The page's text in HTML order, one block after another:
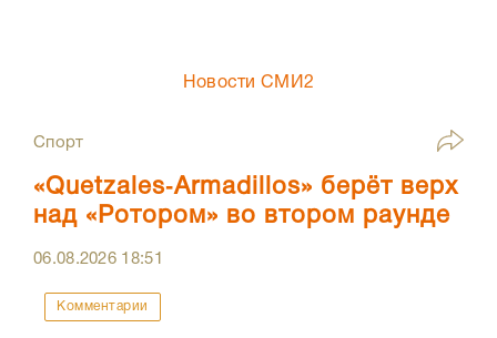
Новости СМИ2
Спорт
«Quetzales‑Armadillos» берёт верх
над «Ротором» во втором раунде
06.08.2026 18:51
Комментарии